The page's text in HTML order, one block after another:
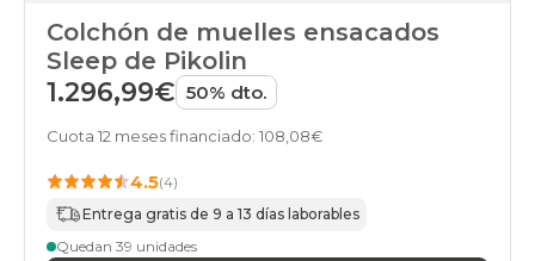
Colchón de muelles ensacados
Sleep de Pikolin
1.296,99€ 50% dto.
Cuota 12 meses financiado: 108,08€
4.5(4)
Entrega gratis de 9 a 13 días laborables
Quedan 39 unidades